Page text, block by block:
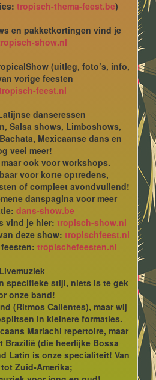
tropisch-thema-feest.be)
en pakketkortingen vind je
show.nl
(uitleg, foto’s, info,
vorige feesten
feest.nl
danseressen
Salsa shows, Limboshows,
Mexicaanse dans en
veel meer!
ook voor workshops.
voor korte optredens,
of compleet avondvullend!
danspagina voor meer
dans-show.be
vind je hier: tropisch-show.nl
deze show: tropischfeest.nl
tropischefeesten.nl
Livemuziek
specifieke stijl, niets is te gek
onze band!
(Ritmos Calientes), maar wij
in kleinere formaties.
Mariachi repertoire, maar
Brazilië (die heerlijke Bossa
Latin is onze specialiteit! Van
Zuid-Amerika;